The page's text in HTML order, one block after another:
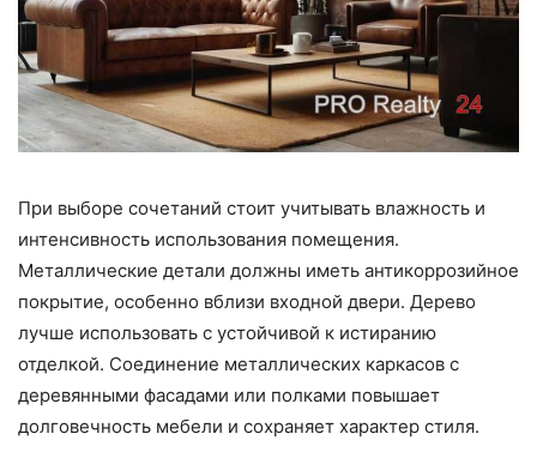
При выборе сочетаний стоит учитывать влажность и
интенсивность использования помещения.
Металлические детали должны иметь антикоррозийное
покрытие, особенно вблизи входной двери. Дерево
лучше использовать с устойчивой к истиранию
отделкой. Соединение металлических каркасов с
деревянными фасадами или полками повышает
долговечность мебели и сохраняет характер стиля.